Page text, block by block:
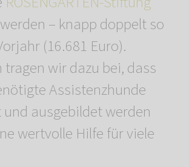
– knapp doppelt so
(16.681 Euro).
tragen wir dazu bei, dass
Assistenzhunde
ausgebildet werden
wertvolle Hilfe für viele